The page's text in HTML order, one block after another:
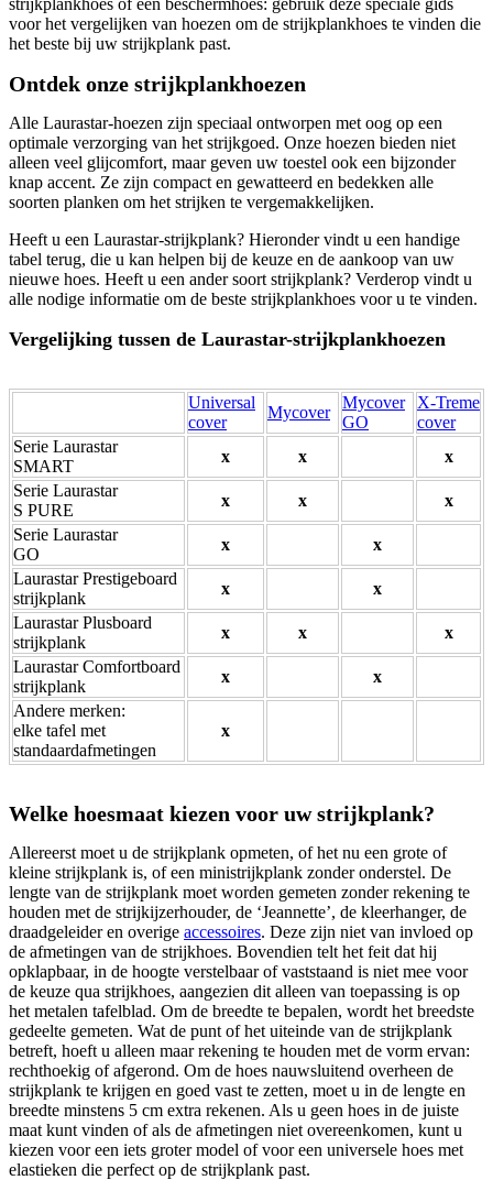
strijkplankhoes of een beschermhoes: gebruik deze speciale gids
voor het vergelijken van hoezen om de strijkplankhoes te vinden die
het beste bij uw strijkplank past.
Ontdek onze strijkplankhoezen
Alle Laurastar-hoezen zijn speciaal ontworpen met oog op een
optimale verzorging van het strijkgoed. Onze hoezen bieden niet
alleen veel glijcomfort, maar geven uw toestel ook een bijzonder
knap accent. Ze zijn compact en gewatteerd en bedekken alle
soorten planken om het strijken te vergemakkelijken.
Heeft u een Laurastar-strijkplank? Hieronder vindt u een handige
tabel terug, die u kan helpen bij de keuze en de aankoop van uw
nieuwe hoes. Heeft u een ander soort strijkplank? Verderop vindt u
alle nodige informatie om de beste strijkplankhoes voor u te vinden.
Vergelijking tussen de Laurastar-strijkplankhoezen
Universal
cover
Mycover
Mycover
GO
X-Treme
cover
Serie Laurastar
SMART
x x
x
Serie Laurastar
S PURE
x x
x
Serie Laurastar
GO
x
x
Laurastar Prestigeboard
strijkplank
x
x
Laurastar Plusboard
strijkplank
x x
x
Laurastar Comfortboard
strijkplank
x
x
Andere merken:
elke tafel met
standaardafmetingen
x
Welke hoesmaat kiezen voor uw strijkplank?
Allereerst moet u de strijkplank opmeten, of het nu een grote of
kleine strijkplank is, of een ministrijkplank zonder onderstel. De
lengte van de strijkplank moet worden gemeten zonder rekening te
houden met de strijkijzerhouder, de ‘Jeannette’, de kleerhanger, de
draadgeleider en overige accessoires. Deze zijn niet van invloed op
de afmetingen van de strijkhoes. Bovendien telt het feit dat hij
opklapbaar, in de hoogte verstelbaar of vaststaand is niet mee voor
de keuze qua strijkhoes, aangezien dit alleen van toepassing is op
het metalen tafelblad. Om de breedte te bepalen, wordt het breedste
gedeelte gemeten. Wat de punt of het uiteinde van de strijkplank
betreft, hoeft u alleen maar rekening te houden met de vorm ervan:
rechthoekig of afgerond. Om de hoes nauwsluitend overheen de
strijkplank te krijgen en goed vast te zetten, moet u in de lengte en
breedte minstens 5 cm extra rekenen. Als u geen hoes in de juiste
maat kunt vinden of als de afmetingen niet overeenkomen, kunt u
kiezen voor een iets groter model of voor een universele hoes met
elastieken die perfect op de strijkplank past.